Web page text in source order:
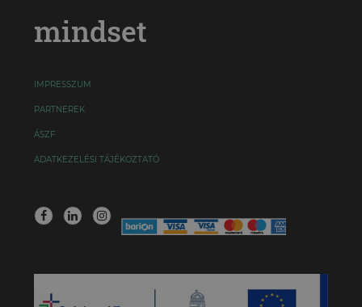
mindset
IMPRESSZUM
PARTNEREK
ÁSZF
ADATKEZELÉSI TÁJÉKOZTATÓ